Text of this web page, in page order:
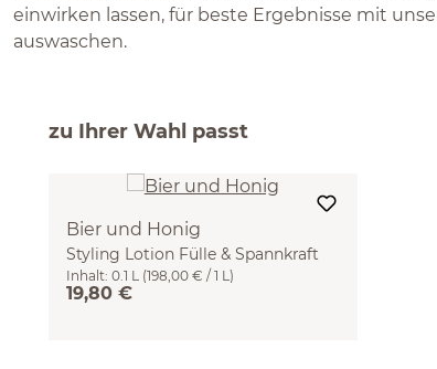
einwirken lassen, für beste Ergebnisse mit
auswaschen.
zu Ihrer Wahl passt
Bier und Honig
Styling Lotion Fülle & Spannkraft
100 ml
Inhalt: 0.1 L (198,00 € / 1 L)
19,80 €